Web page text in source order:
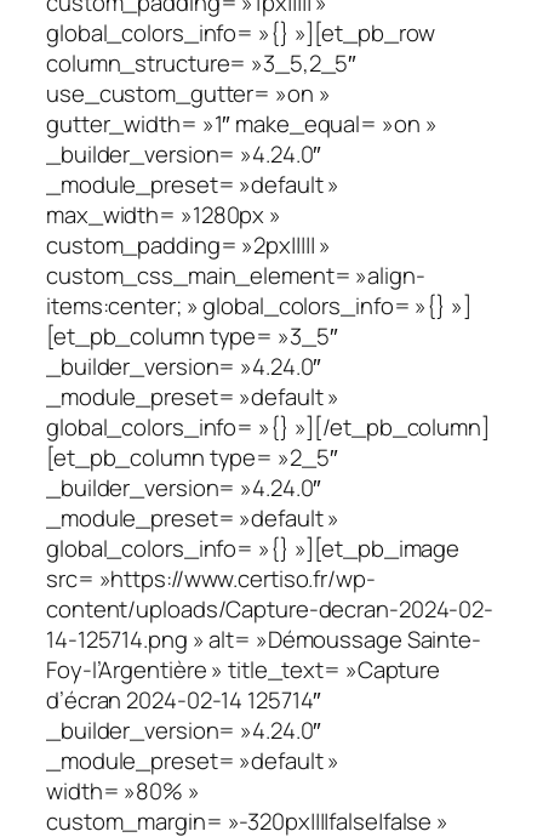
global_colors_info= »{} »][et_pb_row
column_structure= »3_5,2_5″
use_custom_gutter= »on »
gutter_width= »1″ make_equal= »on »
_builder_version= »4.24.0″
_module_preset= »default »
max_width= »1280px »
custom_padding= »2px||||| »
custom_css_main_element= »align-
items:center; » global_colors_info= »{} »]
[et_pb_column type= »3_5″
_builder_version= »4.24.0″
_module_preset= »default »
global_colors_info= »{} »][/et_pb_column]
[et_pb_column type= »2_5″
_builder_version= »4.24.0″
_module_preset= »default »
global_colors_info= »{} »][et_pb_image
src= »https://www.certiso.fr/wp-
content/uploads/Capture-decran-2024-02-
14-125714.png » alt= »Démoussage Sainte-
Foy-l’Argentière » title_text= »Capture
d’écran 2024-02-14 125714″
_builder_version= »4.24.0″
_module_preset= »default »
width= »80% »
custom_margin= »-320px||||false|false »